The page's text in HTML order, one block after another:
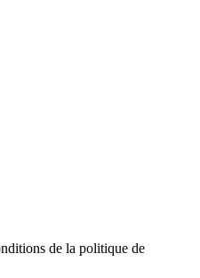
de la politique de